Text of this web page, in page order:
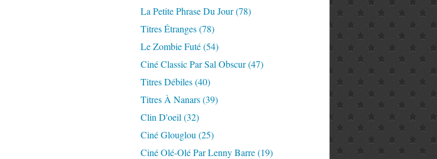
La Petite Phrase Du Jour(78)
Titres Étranges(78)
Le Zombie Futé(54)
Ciné Classic Par Sal Obscur(47)
Titres Débiles(40)
Titres À Nanars(39)
Clin D'oeil (32)
Ciné Glouglou (25)
Ciné Olé-Olé Par Lenny Barre(19)